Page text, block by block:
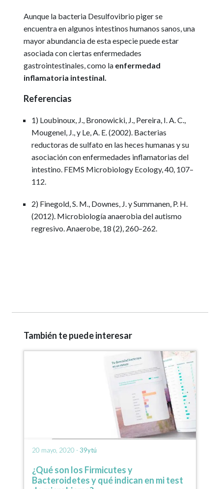
Aunque la bacteria Desulfovibrio piger se
encuentra en algunos intestinos humanos sanos, una
mayor abundancia de esta especie puede estar
asociada con ciertas enfermedades
gastrointestinales, como la enfermedad
inflamatoria intestinal.
Referencias
1) Loubinoux, J., Bronowicki, J., Pereira, I. A. C.,
Mougenel, J., y Le, A. E. (2002). Bacterias
reductoras de sulfato en las heces humanas y su
asociación con enfermedades inflamatorias del
intestino. FEMS Microbiology Ecology, 40, 107–
112.
2) Finegold, S. M., Downes, J. y Summanen, P. H.
(2012). Microbiología anaerobia del autismo
regresivo. Anaerobe, 18 (2), 260–262.
También te puede interesar
20 mayo, 2020 - 39ytú
¿Qué son los Firmicutes y
Bacteroidetes y qué indican en mi test